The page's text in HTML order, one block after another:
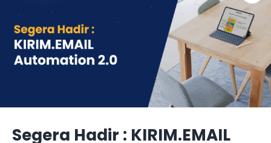
Segera Hadir : KIRIM.EMAIL